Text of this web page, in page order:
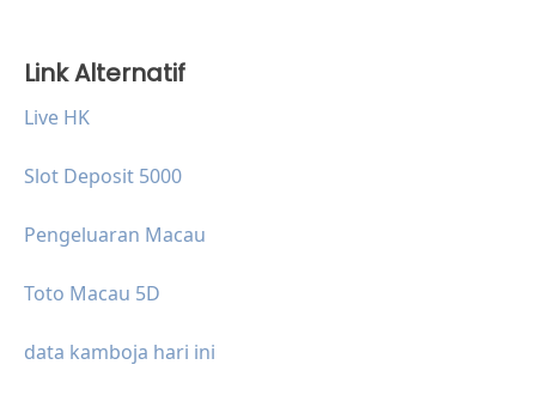
Link Alternatif
Live HK
Slot Deposit 5000
Pengeluaran Macau
Toto Macau 5D
data kamboja hari ini